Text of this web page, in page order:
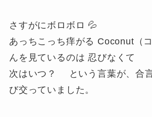
さすがにボロボロ 💦
あっちこっち痒がる Coconut（
んを見ているのは 忍びなくて
次はいつ？
という言葉が、合
び交っていました。